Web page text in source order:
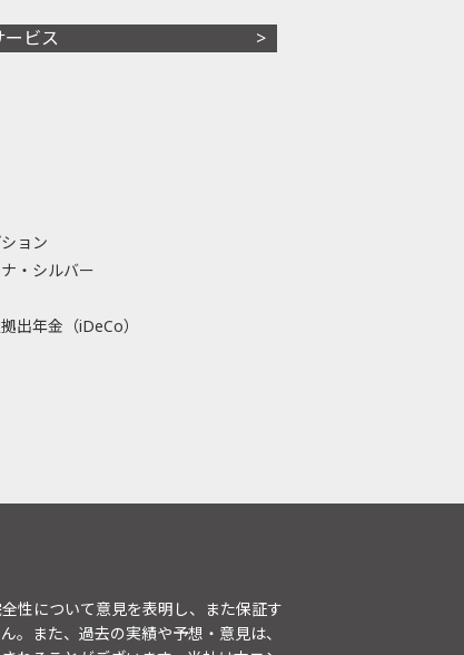
ービス
ョン
・シルバー
出年金（iDeCo）
性について意見を表明し、また保証す
また、過去の実績や予想・意見は、